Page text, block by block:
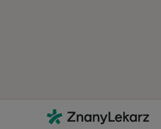
Kontakt
ZnanyLekarz - Strona główna